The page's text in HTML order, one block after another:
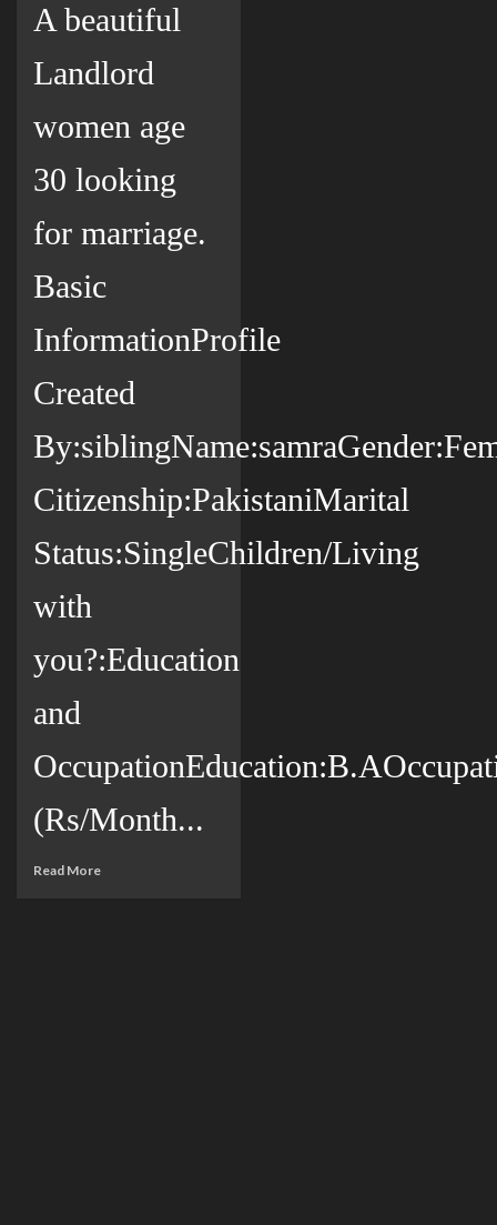
A beautiful
Landlord
women age
30 looking
for marriage.
Basic
InformationProfile
Created
Citizenship:PakistaniMarital
Status:SingleChildren/Living
with
you?:Education
and
(Rs/Month...
Read More